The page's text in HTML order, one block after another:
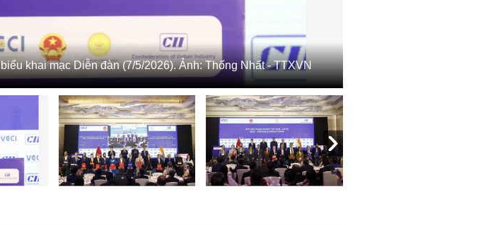
khai mạc Diễn đàn (7/5/2026). Ảnh: Thống Nhất - TTXVN